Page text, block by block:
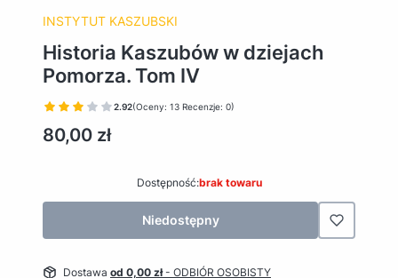
INSTYTUT KASZUBSKI
Historia Kaszubów w dziejach
Pomorza. Tom IV
2.92(Oceny: 13 Recenzje: 0)
Cena
80,00 zł
Dostępność:brak towaru
Niedostępny
Dostawa od 0,00 zł- ODBIÓR OSOBISTY